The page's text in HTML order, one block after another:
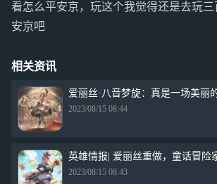
看怎么平安京，玩这个我觉得还是去玩
安京吧
相关资讯
爱丽丝·八音梦旋：真是一场美丽
2023/08/15 08:44
英雄情报| 爱丽丝重做，童话冒险
2023/08/15 08:43